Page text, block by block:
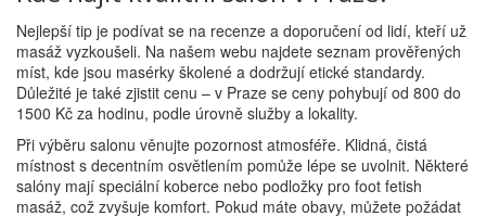
Nejlepší tip je podívat se na recenze a doporučení od lidí, kteří už
masáž vyzkoušeli. Na našem webu najdete seznam prověřených
míst, kde jsou masérky školené a dodržují etické standardy.
Důležité je také zjistit cenu – v Praze se ceny pohybují od 800 do
1500 Kč za hodinu, podle úrovně služby a lokality.
Při výběru salonu věnujte pozornost atmosféře. Klidná, čistá
místnost s decentním osvětlením pomůže lépe se uvolnit. Některé
salóny mají speciální koberce nebo podložky pro foot fetish
masáž, což zvyšuje komfort. Pokud máte obavy, můžete požádat